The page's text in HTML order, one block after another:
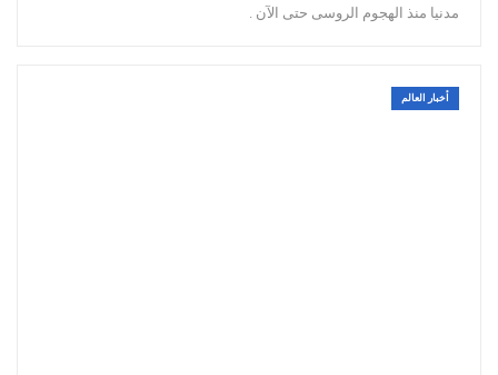
مدنيا منذ الهجوم الروسى حتى الآن .
أخبار العالم